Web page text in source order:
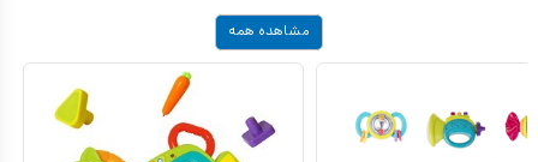
مشاهده همه